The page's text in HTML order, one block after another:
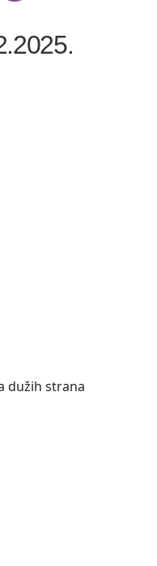
dužih strana